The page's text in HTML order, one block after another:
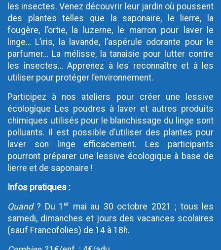
les insectes. Venez découvrir leur jardin où poussent
des plantes telles que la saponaire, le lierre, la
fougère, l’ortie, la luzerne, le marron pour laver le
linge… L’iris, la lavande, l’aspérule odorante pour le
parfumer… La mélisse, la tanaisie pour lutter contre
les insectes… Apprenez à les reconnaître et à les
utiliser pour protéger l’environnement.
Participez à nos ateliers pour créer une lessive
écologique Les poudres à laver et autres produits
chimiques utilisés pour le blanchissage du linge sont
polluants. Il est possible d’utiliser des plantes pour
laver son linge efficacement. Les participants
pourront préparer une lessive écologique à base de
lierre et de saponaire !
Infos pratiques :
Quand? Du 1er mai au 30 octobre 2021 ; tous les
samedi, dimanches et jours des vacances scolaires
(sauf Francofolies) de 14 à 18h.